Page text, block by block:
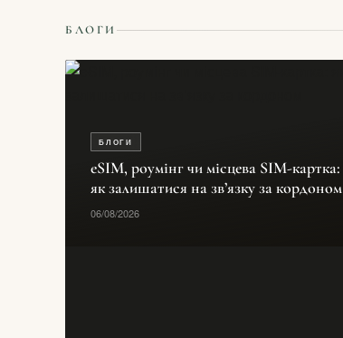
БЛОГИ
БЛОГИ
eSIM, роумінг чи місцева SIM-картка:
як залишатися на зв’язку за кордоном
06/08/2026